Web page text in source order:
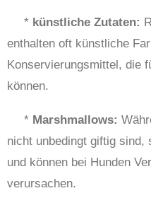
* künstliche Zutaten:
enthalten oft künstliche
Konservierungsmittel, die
können.
* Marshmallows:
nicht unbedingt giftig sind,
und können bei Hunden
verursachen.